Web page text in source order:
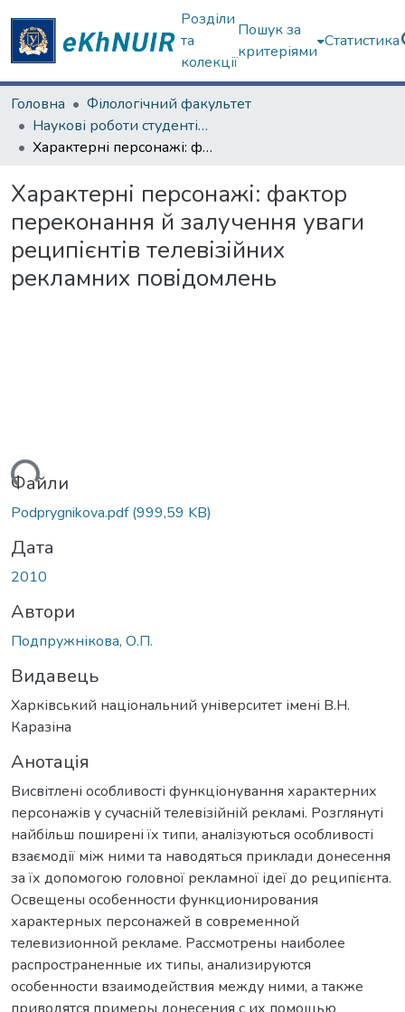
Розділи
та
колекції
Пошук за
критеріями
Статистика
Головна
Філологічний факультет
Наукові роботи студентів та аспірантів. Філологічний факультет
Характерні персонажі: фактор переконання й залучення уваги реципієнтів телевізійних рекламних повідомлень
Характерні персонажі: фактор
переконання й залучення уваги
реципієнтів телевізійних
рекламних повідомлень
Файли
Podprygnikova.pdf(999,59 KB)
Дата
2010
Автори
Подпружнікова, О.П.
Видавець
Харківський національний університет імені В.Н.
Каразіна
Анотація
Висвітлені особливості функціонування характерних
персонажів у сучасній телевізійній рекламі. Розглянуті
найбільш поширені їх типи, аналізуються особливості
взаємодії між ними та наводяться приклади донесення
за їх допомогою головної рекламної ідеї до реципієнта.
Освещены особенности функционирования
характерных персонажей в современной
телевизионной рекламе. Рассмотрены наиболее
распространенные их типы, анализируются
особенности взаимодействия между ними, а также